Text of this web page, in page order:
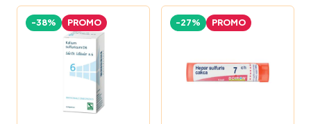
-38% PROMO -27% PROMO